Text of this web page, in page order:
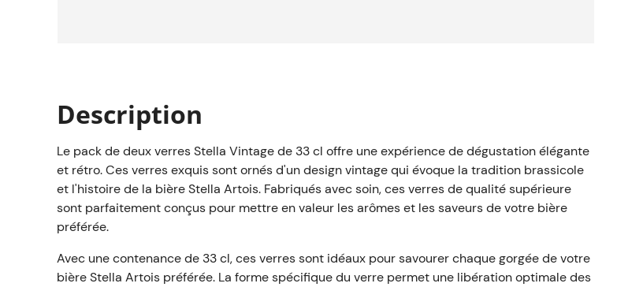
Description
Le pack de deux verres Stella Vintage de 33 cl offre une expérience de dégustation élégante
et rétro. Ces verres exquis sont ornés d'un design vintage qui évoque la tradition brassicole
et l'histoire de la bière Stella Artois. Fabriqués avec soin, ces verres de qualité supérieure
sont parfaitement conçus pour mettre en valeur les arômes et les saveurs de votre bière
préférée.
Avec une contenance de 33 cl, ces verres sont idéaux pour savourer chaque gorgée de votre
bière Stella Artois préférée. La forme spécifique du verre permet une libération optimale des